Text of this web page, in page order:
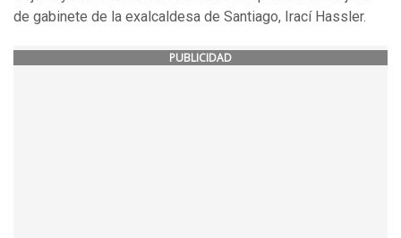
de gabinete de la exalcaldesa de Santiago, Irací Hassler.
PUBLICIDAD